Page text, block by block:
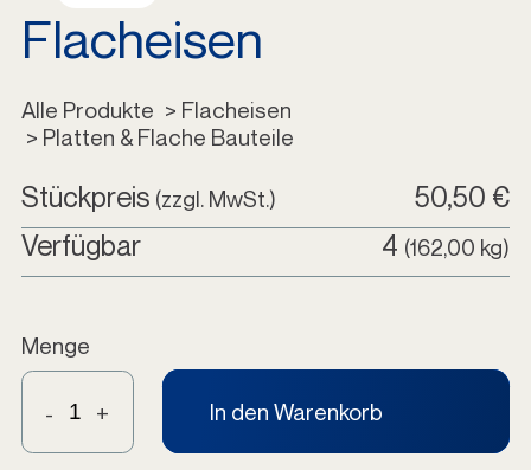
Deutsch
Flacheisen
Alle Produkte > Flacheisen
> Platten & Flache Bauteile
Stückpreis (zzgl. MwSt.)
50,50 €
Verfügbar
4 (162,00 kg)
Menge
- + In den Warenkorb